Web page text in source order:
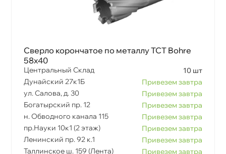
Сверло корончатое по металлу TCT Bohre
58х40
Центральный Склад
10 шт
Дунайский 27к1Б
Привезем завтра
ул. Салова, д. 30
Привезем завтра
Богатырский пр. 12
Привезем завтра
н. Обводного канала 115
Привезем завтра
пр.Науки 10к1 (2 этаж)
Привезем завтра
Ленинский пр. 92 к.1
Привезем завтра
Таллинское ш. 159 (Лента)
Привезем завтра